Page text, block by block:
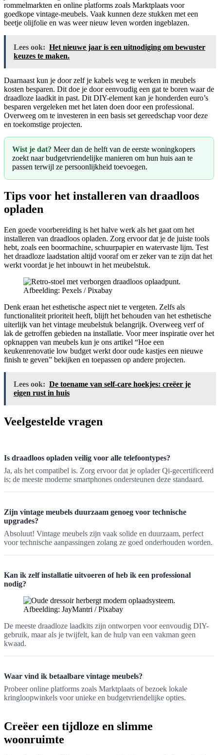
rommelmarkten en online platforms zoals Marktplaats voor
goedkope vintage-meubels. Vaak kunnen deze stukken met een
beetje olijfolie en was weer nieuw leven worden ingeblazen.
Lees ook: Het nieuwe jaar is een uitnodiging om bewuster
keuzes te maken.
Daarnaast kun je door zelf je kabels weg te werken in meubels
kosten besparen. Dit doe je door eenvoudig een gat te boren waar de
draadloze laadkit in past. Dit DIY-element kan je honderden euro’s
besparen vergeleken met het laten doen door een professional.
Overweeg om te investeren in een basis set gereedschap voor deze
en toekomstige projecten.
Wist je dat? Meer dan de helft van de eerste woningkopers
zoekt naar budgetvriendelijke manieren om hun huis aan te
passen terwijl ze persoonlijkheid toevoegen.
Tips voor het installeren van draadloos
opladen
Een goede voorbereiding is het halve werk als het gaat om het
installeren van draadloos opladen. Zorg ervoor dat je de juiste tools
hebt, zoals een boormachine, schuurpapier en watervaste lijm. Test
het draadloze laadstation altijd vooraf om er zeker van te zijn dat het
werkt voordat je het inbouwt in het meubelstuk.
Afbeelding: Pexels / Pixabay
Denk eraan het esthetische aspect niet te vergeten. Zelfs als
functionaliteit prioriteit heeft, blijft het behouden van het esthetische
uiterlijk van het vintage meubelstuk belangrijk. Overweeg verf of
lak de getroffen gebieden na installatie. Voor meer inspiratie over het
opknappen van meubels kun je ons artikel “Hoe een
keukenrenovatie low budget werkt door oude kastjes een nieuwe
finish te geven” bekijken en toepassen op andere projecten.
Lees ook: De toename van self-care hoekjes: creëer je
eigen rust in huis
Veelgestelde vragen
Is draadloos opladen veilig voor alle telefoontypes?
Ja, als het compatibel is. Zorg ervoor dat je oplader Qi-gecertificeerd
is; de meeste moderne smartphones ondersteunen deze standaard.
Zijn vintage meubels duurzaam genoeg voor technische
upgrades?
Absoluut! Vintage meubels zijn vaak solide en duurzaam, perfect
voor technische aanpassingen zolang ze goed onderhouden worden.
Kan ik zelf installatie uitvoeren of heb ik een professional
nodig?
Afbeelding: JayMantri / Pixabay
De meeste draadloze laadkits zijn ontworpen voor eenvoudig DIY-
gebruik, maar als je twijfelt, kan de hulp van een vakman geen
kwaad.
Waar vind ik betaalbare vintage meubels?
Probeer online platforms zoals Marktplaats of bezoek lokale
kringloopwinkels voor unieke en budgetvriendelijke opties.
Creëer een tijdloze en slimme
woonruimte